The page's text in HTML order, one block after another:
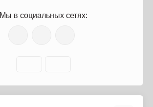
Мы в социальных сетях: